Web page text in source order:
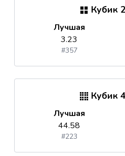
Кубик
Лучшая
3.23
#357
Кубик
Лучшая
44.58
#223